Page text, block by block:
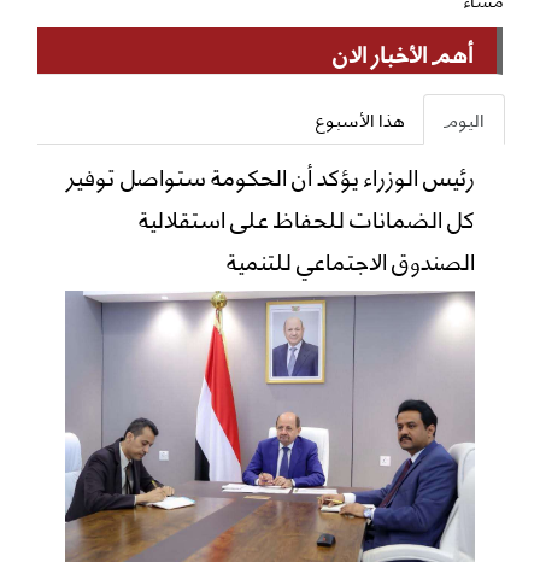
أهم الأخبار الان
اليوم هذا الأسبوع
رئيس الوزراء يؤكد أن الحكومة ستواصل توفير
كل الضمانات للحفاظ على استقلالية
الصندوق الاجتماعي للتنمية